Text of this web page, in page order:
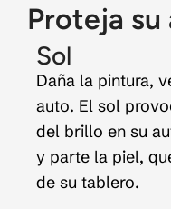
Proteja su
Sol
Daña la pintura,
auto. El sol
del brillo en su
y parte la piel,
de su tablero.